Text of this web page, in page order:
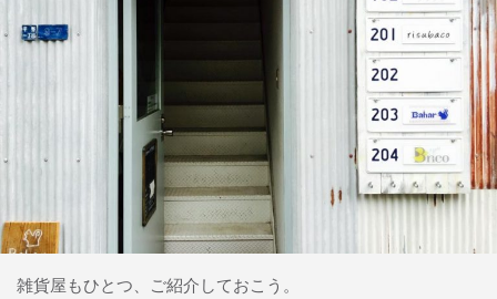
雑貨屋もひとつ、ご紹介しておこう。